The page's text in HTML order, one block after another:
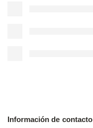
Información de contacto